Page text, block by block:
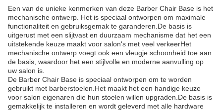
Een van de unieke kenmerken van deze Barber Chair Base is het
mechanische ontwerp. Het is speciaal ontworpen om maximale
functionaliteit en gebruiksgemak te garanderen.De basis is
uitgerust met een slijtvast en duurzaam mechanisme dat het een
uitstekende keuze maakt voor salon's met veel verkeerHet
mechanische ontwerp voegt ook een vleugje schoonheid toe aan
de basis, waardoor het een stijlvolle en moderne aanvulling op
uw salon is.
De Barber Chair Base is speciaal ontworpen om te worden
gebruikt met barberstoelen.Het maakt het een handige keuze
voor salon eigenaren die hun stoelen willen upgraden.De basis is
gemakkelijk te installeren en wordt geleverd met alle hardware